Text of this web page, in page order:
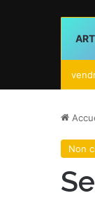
Non